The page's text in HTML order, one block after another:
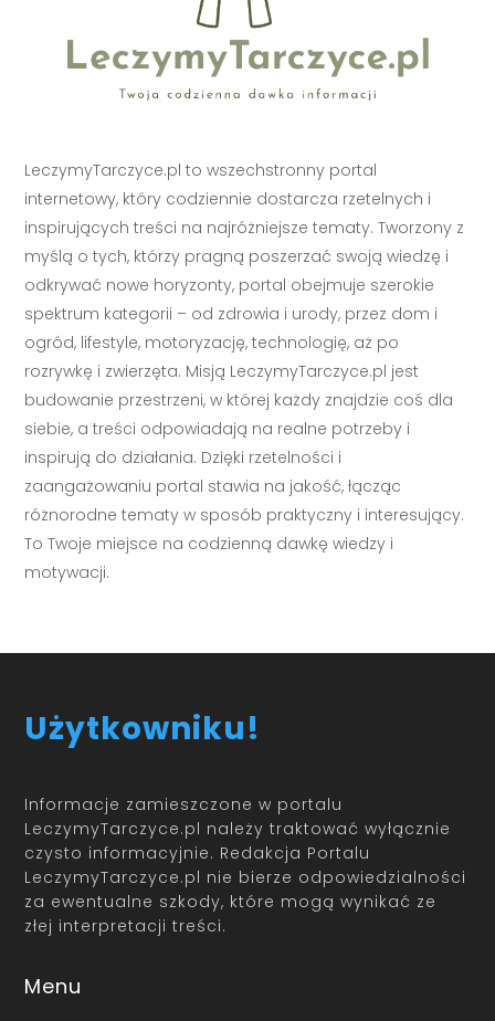
LeczymyTarczyce.pl to wszechstronny portal
internetowy, który codziennie dostarcza rzetelnych i
inspirujących treści na najróżniejsze tematy. Tworzony z
myślą o tych, którzy pragną poszerzać swoją wiedzę i
odkrywać nowe horyzonty, portal obejmuje szerokie
spektrum kategorii – od zdrowia i urody, przez dom i
ogród, lifestyle, motoryzację, technologię, aż po
rozrywkę i zwierzęta. Misją LeczymyTarczyce.pl jest
budowanie przestrzeni, w której każdy znajdzie coś dla
siebie, a treści odpowiadają na realne potrzeby i
inspirują do działania. Dzięki rzetelności i
zaangażowaniu portal stawia na jakość, łącząc
różnorodne tematy w sposób praktyczny i interesujący.
To Twoje miejsce na codzienną dawkę wiedzy i
motywacji.
Użytkowniku!
Informacje zamieszczone w portalu
LeczymyTarczyce.pl należy traktować wyłącznie
czysto informacyjnie. Redakcja Portalu
LeczymyTarczyce.pl nie bierze odpowiedzialności
za ewentualne szkody, które mogą wynikać ze
złej interpretacji treści.
Menu